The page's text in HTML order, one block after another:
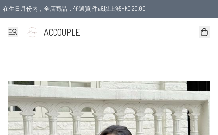
在生日月份内，全店商品，任選買1件或以上減HKD 20.00
ACCOUPLE